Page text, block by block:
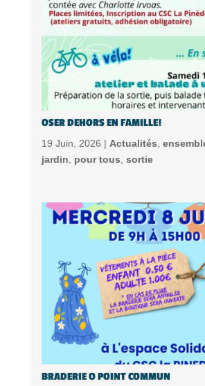
OSER DEHORS EN FAMILLE!
19 Juin, 2026 | Actualités
jardin
pour tous sortie
BRADERIE O POINT COMMUN